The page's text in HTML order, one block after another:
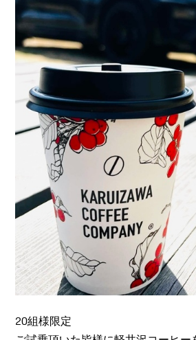
20組様限定